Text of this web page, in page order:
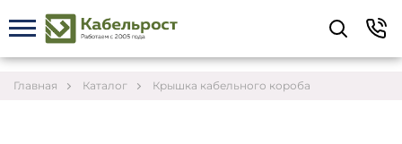
Главная Каталог Крышка кабельного короба
Укажите контакты для связи и требования к
заказу – предложим лучшие варианты по цене,
согласуем сроки и подберём доставку.